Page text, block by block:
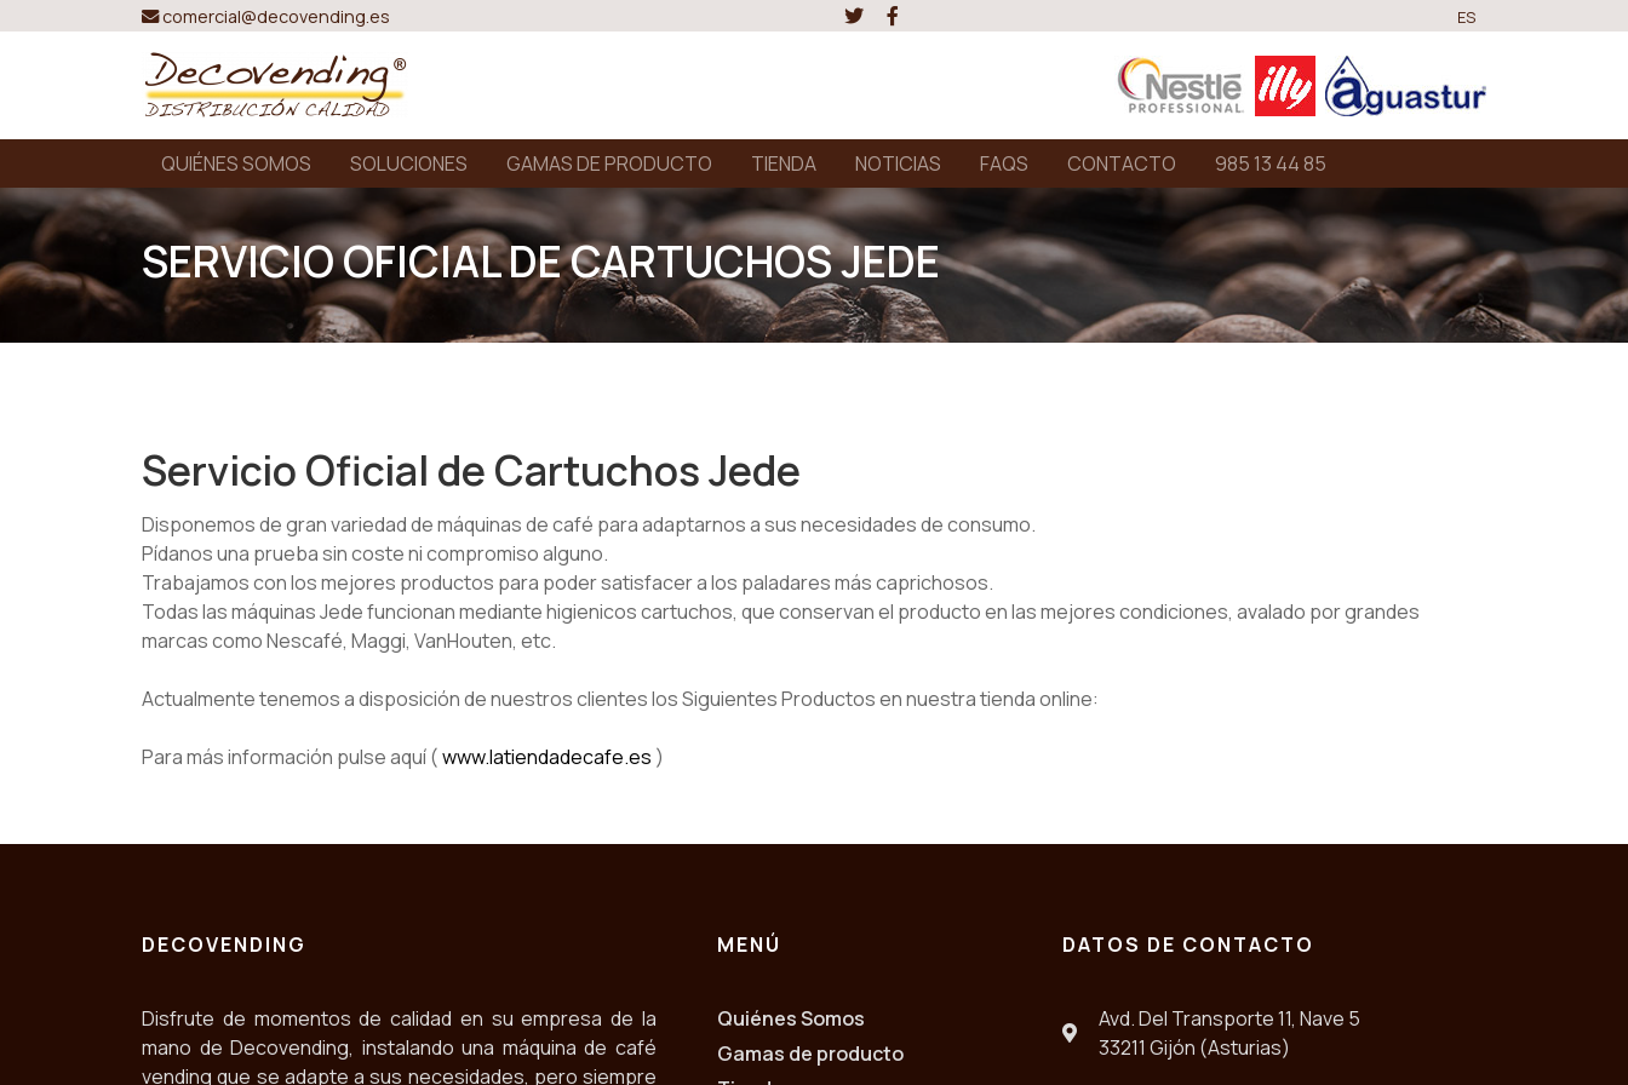
comercial@decovending.es ES
QUIÉNES SOMOS SOLUCIONES GAMAS DE PRODUCTO TIENDA NOTICIAS FAQS CONTACTO 985 13 44 85
SERVICIO OFICIAL DE CARTUCHOS JEDE
Servicio Oficial de Cartuchos Jede
Disponemos de gran variedad de máquinas de café para adaptarnos a sus necesidades de consumo.
Pídanos una prueba sin coste ni compromiso alguno.
Trabajamos con los mejores productos para poder satisfacer a los paladares más caprichosos.
Todas las máquinas Jede funcionan mediante higienicos cartuchos, que conservan el producto en las mejores condiciones, avalado por grandes
marcas como Nescafé, Maggi, VanHouten, etc.
Actualmente tenemos a disposición de nuestros clientes los Siguientes Productos en nuestra tienda online:
Para más información pulse aquí (www.latiendadecafe.es )
DECOVENDING
Disfrute de momentos de calidad en su empresa de la
mano de Decovending, instalando una máquina de café
vending que se adapte a sus necesidades, pero siempre
MENÚ
Quiénes Somos
Gamas de producto
DATOS DE CONTACTO
Avd. Del Transporte 11, Nave 5
33211 Gijón (Asturias)